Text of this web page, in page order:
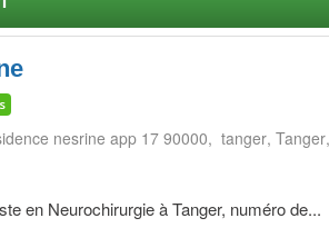
nesrine app 17 90000, tanger Tanger
en Neurochirurgie à Tanger, numéro de...